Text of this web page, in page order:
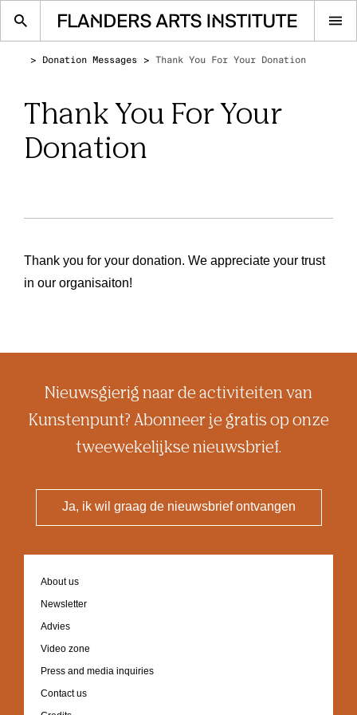
Donation Messages Thank You For Your Donation
Thank You For Your
Donation
Thank you for your donation. We appreciate your trust
in our organisaiton!
Nieuwsgierig naar de activiteiten van
Kunstenpunt? Abonneer je gratis op onze
tweewekelijkse nieuwsbrief.
Ja, ik wil graag de nieuwsbrief ontvangen
Footer
navigation
About us
Newsletter
Advies
Video zone
Press and media inquiries
Contact us